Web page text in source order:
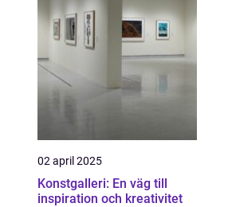
02 april 2025
Konstgalleri: En väg till
inspiration och kreativitet